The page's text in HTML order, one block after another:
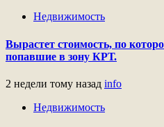
Недвижимость
Вырастет стоимость, по
попавшие в зону КРТ.
2 недели тому назад info
Недвижимость